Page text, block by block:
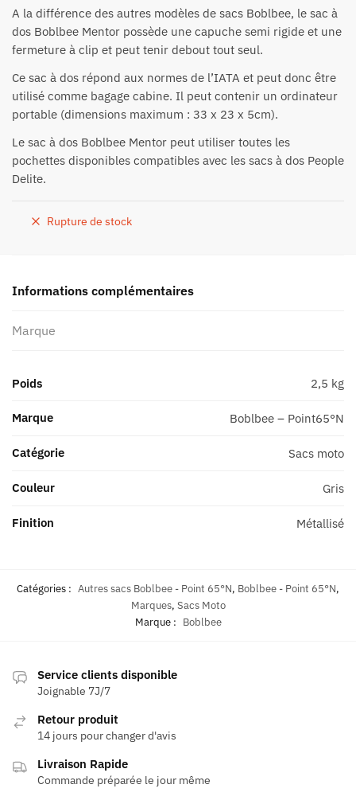
A la différence des autres modèles de sacs Boblbee, le sac à
dos Boblbee Mentor possède une capuche semi rigide et une
fermeture à clip et peut tenir debout tout seul.
Ce sac à dos répond aux normes de l’IATA et peut donc être
utilisé comme bagage cabine. Il peut contenir un ordinateur
portable (dimensions maximum : 33 x 23 x 5cm).
Le sac à dos Boblbee Mentor peut utiliser toutes les
pochettes disponibles compatibles avec les sacs à dos People
Delite.
Rupture de stock
Informations complémentaires
Marque
Poids 2,5 kg
Marque Boblbee – Point65°N
Catégorie Sacs moto
Couleur Gris
Finition Métallisé
Catégories : Autres sacs Boblbee - Point 65°N, Boblbee - Point 65°N,
Marques, Sacs Moto
Marque : Boblbee
Service clients disponible
Joignable 7J/7
Retour produit
14 jours pour changer d'avis
Livraison Rapide
Commande préparée le jour même